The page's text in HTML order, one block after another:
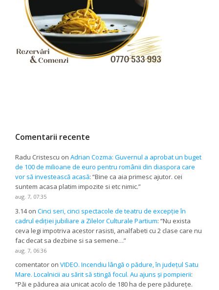
Comentarii recente
Radu Cristescu onAdrian Cozma: Guvernul a aprobat un buget
de 100 de milioane de euro pentru românii din diaspora care
vor să investească acasă: “Bine ca aia primesc ajutor. cei
suntem acasa platim impozite si etc nimic.”
aug. 7, 07:35
3.14onCinci seri, cinci spectacole de teatru de excepție în
cadrul ediției jubiliare a Zilelor Culturale Partium: “Nu exista
ceva legi impotriva acestor rasisti, analfabeti cu 2 clase care nu
fac decat sa dezbine si sa semene…”
aug. 7, 06:36
comentator onVIDEO. Incendiu lângă o pădure, în județul Satu
Mare. Localnicii au sărit să stingă focul. Au ajuns și pompierii:
“Păi e pădurea aia unicat acolo de 180 ha de pere pădurețe.